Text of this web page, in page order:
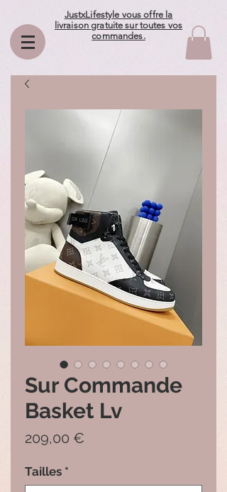
JustxLifestyle vous offre la
livraison gratuite sur toutes vos
commandes.
Sur Commande
Basket Lv
209,00 €
Tailles *